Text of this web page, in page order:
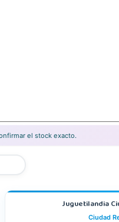
el stock exacto.
Juguetilandia
Ciudad